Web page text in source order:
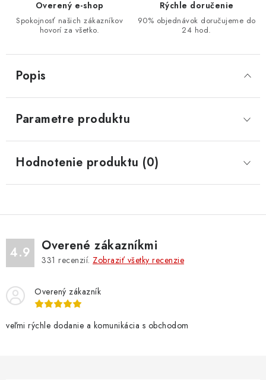
Overený e-shop
Spokojnosť našich zákazníkov
hovorí za všetko.
Rýchle doručenie
90% objednávok doručujeme do
24 hod.
Popis
Parametre produktu
Hodnotenie produktu (0)
4.9 Overené zákazníkmi
331 recenzií. Zobraziť všetky recenzie
Overený zákazník
veľmi rýchle dodanie a komunikácia s obchodom